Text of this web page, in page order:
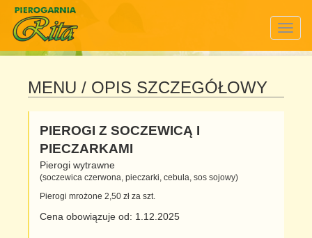
MENU / OPIS SZCZEGÓŁOWY
PIEROGI Z SOCZEWICĄ I
PIECZARKAMI
Pierogi wytrawne
(soczewica czerwona, pieczarki, cebula, sos sojowy)
Pierogi mrożone 2,50 zł za szt.
Cena obowiązuje od: 1.12.2025